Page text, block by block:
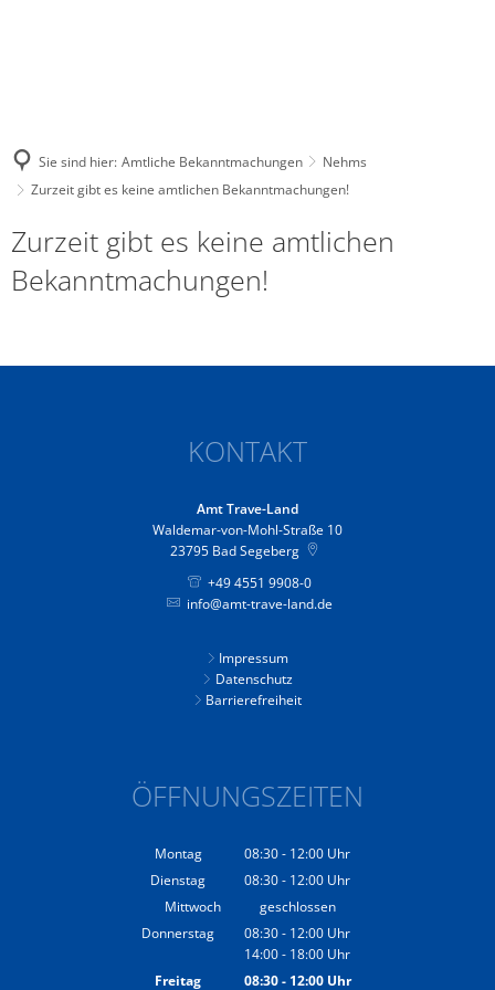
Sie sind hier: Amtliche Bekanntmachungen
Nehms
Zurzeit gibt es keine amtlichen Bekanntmachungen!
Zurzeit gibt es keine amtlichen
Bekanntmachungen!
KONTAKT
Amt Trave-Land
Waldemar-von-Mohl-Straße 10
23795 Bad Segeberg
+49 4551 9908-0
info@amt-trave-land.de
Impressum
Datenschutz
Barrierefreiheit
ÖFFNUNGSZEITEN
Montag 08:30- 12:00 Uhr
Von 08:30 bis 12:00 Uhr
Dienstag 08:30- 12:00 Uhr
Von 08:30 bis 12:00 Uhr
Mittwoch
geschlossen
Donnerstag
08:30- 12:00 Uhr
Von 08:30 bis 12:00 Uhr
14:00- 18:00 Uhr
Von 14:00 bis 18:00 Uhr
Freitag 08:30- 12:00Uhr